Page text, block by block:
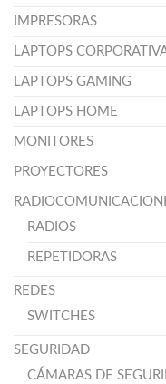
IMPRESORAS
LAPTOPS
LAPTOPS GAMING
LAPTOPS HOME
MONITORES
PROYECTORES
RADIOS
REPETIDORAS
REDES
SWITCHES
SEGURIDAD
CÁMARAS DE